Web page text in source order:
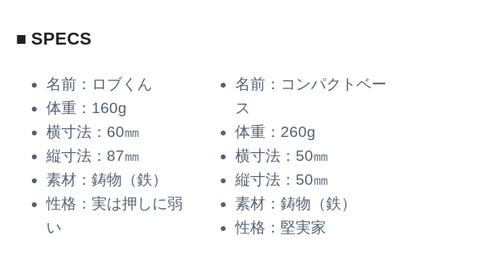
■ SPECS
名前：ロブくん
体重：160g
横寸法：60㎜
縦寸法：87㎜
素材：鋳物（鉄）
性格：実は押しに弱
い
名前：コンパクトベー
ス
体重：260g
横寸法：50㎜
縦寸法：50㎜
素材：鋳物（鉄）
性格：堅実家